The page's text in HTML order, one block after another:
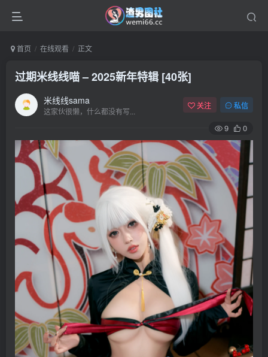
首页 在线观看 正文
过期米线线喵 – 2025新年特辑 [40张]
米线线sama
这家伙很懒，什么都没有写...
关注 私信
9 0